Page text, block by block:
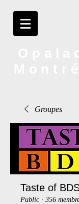
Groupes
Taste of
Public · 356